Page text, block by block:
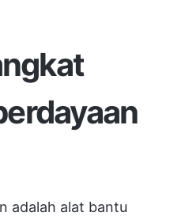
adalah alat bantu